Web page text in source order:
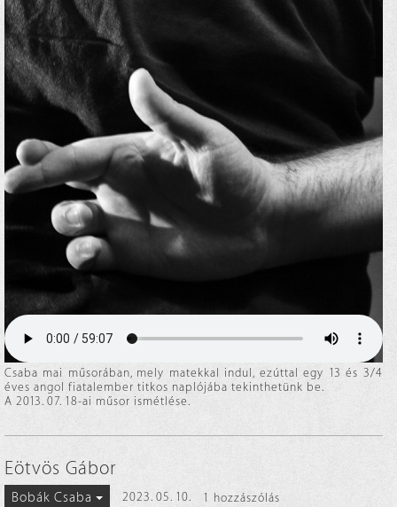
Csaba mai műsorában, mely matekkal indul, ezúttal egy 13 és 3/4
éves angol fiatalember titkos naplójába tekinthetünk be.
A 2013. 07. 18-ai műsor ismétlése.
Eötvös Gábor
Bobák Csaba 2023. 05. 10.
1 hozzászólás